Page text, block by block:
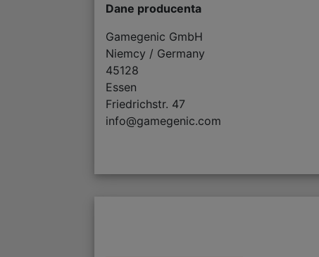
Dane producenta
Gamegenic GmbH
Niemcy / Germany
45128
Essen
Friedrichstr. 47
info@gamegenic.com